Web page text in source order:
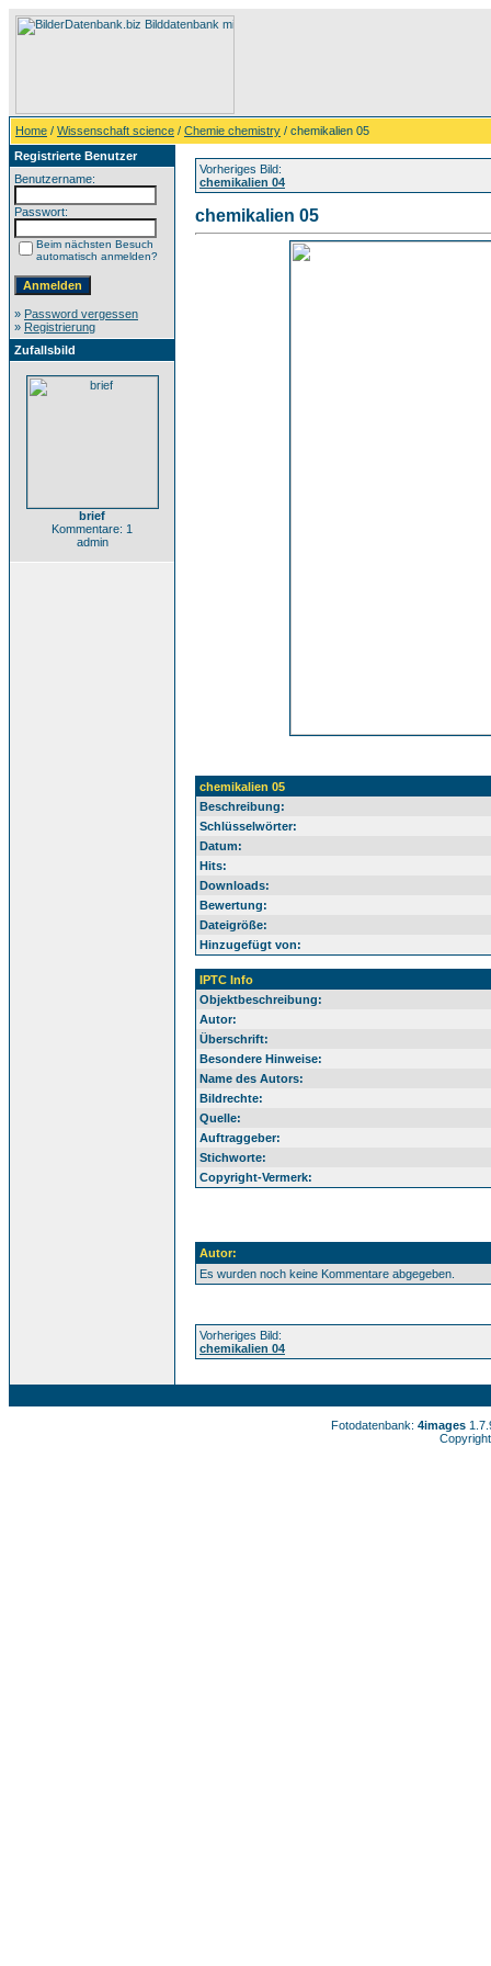
Home / Wissenschaft science / Chemie chemistry / chemikalien 05
Registrierte Benutzer
Benutzername:
Passwort:
Beim nächsten Besuch
automatisch anmelden?
» Password vergessen
» Registrierung
Zufallsbild
brief
Kommentare: 1
admin
Vorheriges Bild:
chemikalien 04
chemikalien 05
chemikalien 05
Beschreibung:
Schlüsselwörter:
Datum:
Hits:
Downloads:
Bewertung:
Dateigröße:
Hinzugefügt von:
IPTC Info
Objektbeschreibung:
Autor:
Überschrift:
Besondere Hinweise:
Name des Autors:
Bildrechte:
Quelle:
Auftraggeber:
Stichworte:
Copyright-Vermerk:
Autor:
Es wurden noch keine Kommentare abgegeben.
Vorheriges Bild:
chemikalien 04
Fotodatenbank: 4images